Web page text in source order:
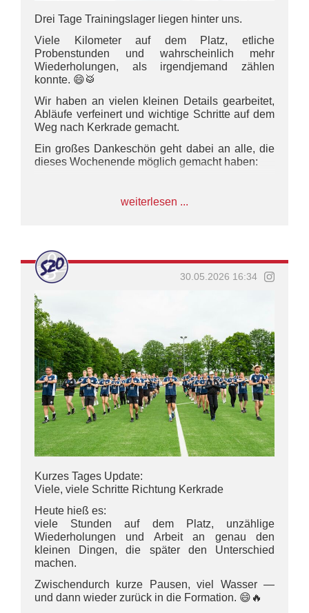
Drei Tage Trainingslager liegen hinter uns.
Viele Kilometer auf dem Platz, etliche
Probenstunden und wahrscheinlich mehr
Wiederholungen, als irgendjemand zählen
konnte. 😄🥁
Wir haben an vielen kleinen Details gearbeitet,
Abläufe verfeinert und wichtige Schritte auf dem
Weg nach Kerkrade gemacht.
Ein großes Dankeschön geht dabei an alle, die
dieses Wochenende möglich gemacht haben:
Wochenende hervorragend versorgt hat.
🎼 Unsere Ausbilder, die mit viel Zeit, Geduld und
Engagement jede Probe begleitet haben.
🥁 Und natürlich an unsere gesamte Truppe, die
von der ersten bis zur letzten Minute sensationell
mitgezogen hat.
#WMC2026 #szoroadtowmc
#WorldMusicContest #SZO
#marschunddrillkontingent
weiterlesen ...
30.05.2026 16:34
Kurzes Tages Update:
Viele, viele Schritte Richtung Kerkrade
Heute hieß es:
viele Stunden auf dem Platz, unzählige
Wiederholungen und Arbeit an genau den
kleinen Dingen, die später den Unterschied
machen.
Zwischendurch kurze Pausen, viel Wasser —
und dann wieder zurück in die Formation. 😄🔥